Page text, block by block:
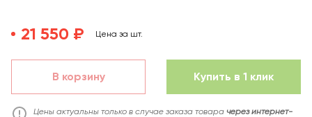
21 550 ₽ Цена за шт.
В корзину Купить в 1 клик
Цены актуальны только в случае заказа товара через интернет-